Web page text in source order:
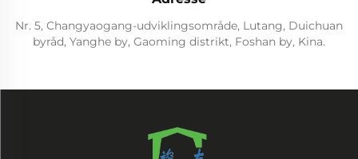
Nr. 5, Changyaogang-udviklingsområde, Lutang, Duichuan
byråd, Yanghe by, Gaoming distrikt, Foshan by, Kina.